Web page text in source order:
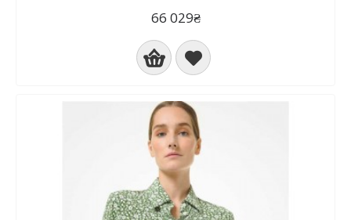
66 029₴